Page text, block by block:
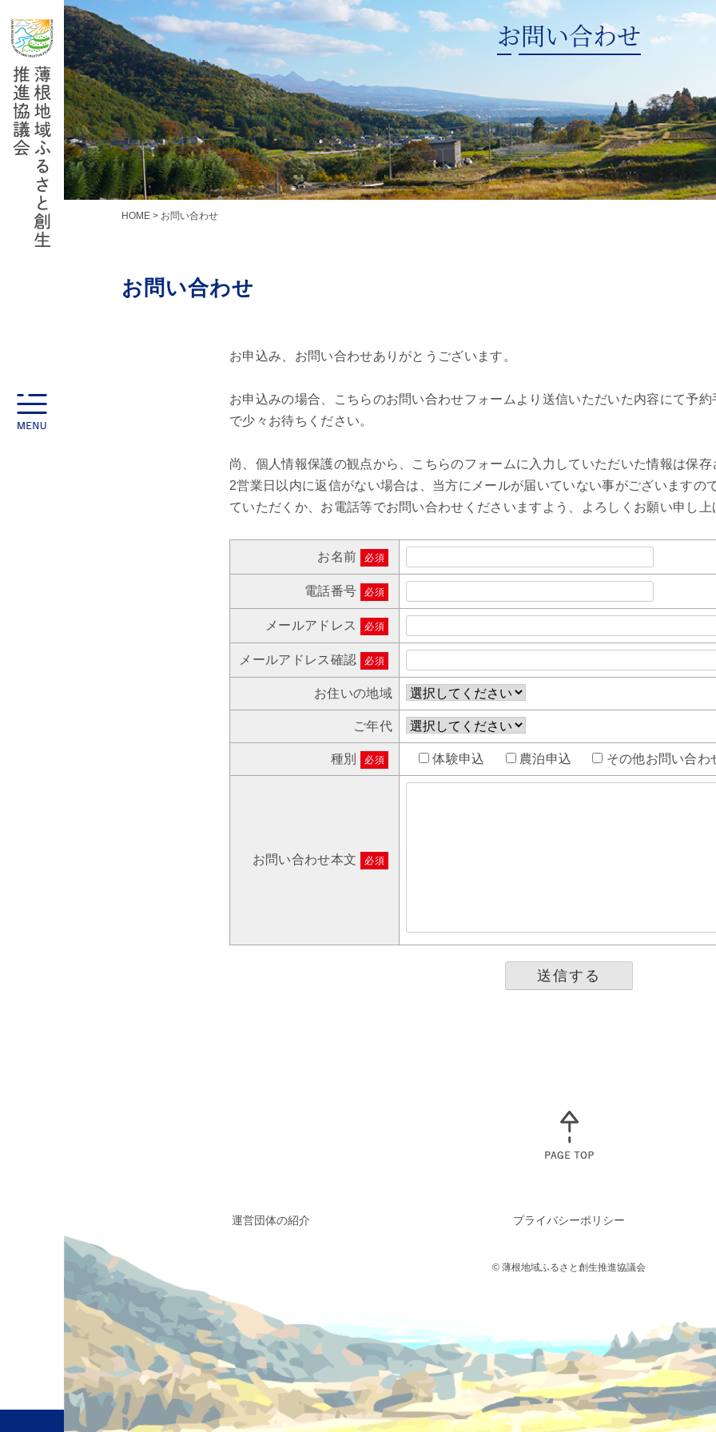
content
toggle
navigation
お問い合わせ
HOME > お問い合わせ
お問い合わせ
お申込み、お問い合わせありがとうございます。
お申込みの場合、こちらのお問い合わせフォームより送信いただいた内容にて予
で少々お待ちください。
尚、個人情報保護の観点から、こちらのフォームに入力していただいた情報は保存
2営業日以内に返信がない場合は、当方にメールが届いていない事がございますの
ていただくか、お電話等でお問い合わせくださいますよう、よろしくお願い申し上
お名前 必須
電話番号 必須
メールアドレス 必須
メールアドレス確認 必須
お住いの地域
ご年代
種別 必須 体験申込 農泊申込 その他お問い合わ
お問い合わせ本文 必須
運営団体の紹介 プライバシーポリシー
© 薄根地域ふるさと創生推進協議会